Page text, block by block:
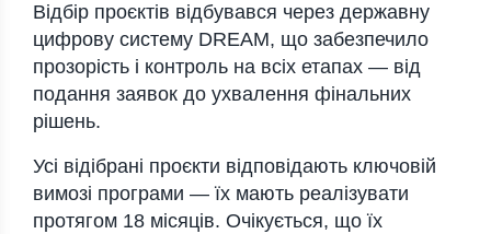
Відбір проєктів відбувався через державну
цифрову систему DREAM, що забезпечило
прозорість і контроль на всіх етапах — від
подання заявок до ухвалення фінальних
рішень.
Усі відібрані проєкти відповідають ключовій
вимозі програми — їх мають реалізувати
протягом 18 місяців. Очікується, що їх